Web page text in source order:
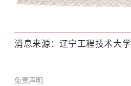
消息来源：辽宁工程技术大学
免责声明